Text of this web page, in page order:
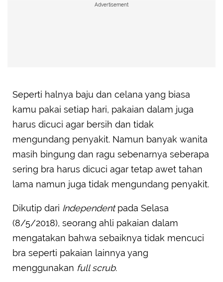
Advertisement
Seperti halnya baju dan celana yang biasa
kamu pakai setiap hari, pakaian dalam juga
harus dicuci agar bersih dan tidak
mengundang penyakit. Namun banyak wanita
masih bingung dan ragu sebenarnya seberapa
sering bra harus dicuci agar tetap awet tahan
lama namun juga tidak mengundang penyakit.
Dikutip dari Independentpada Selasa
(8/5/2018), seorang ahli pakaian dalam
mengatakan bahwa sebaiknya tidak mencuci
bra seperti pakaian lainnya yang
menggunakan full scrub.